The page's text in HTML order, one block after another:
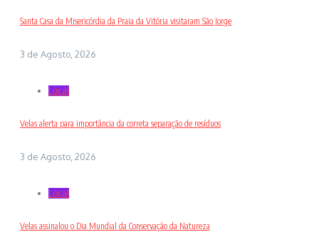
Santa Casa da Misericórdia da Praia da Vitória visitaram São Jorge
3 de Agosto, 2026
Local
Velas alerta para importância da correta separação de resíduos
3 de Agosto, 2026
Local
Velas assinalou o Dia Mundial da Conservação da Natureza